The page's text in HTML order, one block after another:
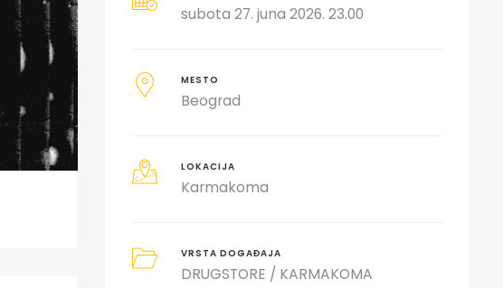
subota 27. juna 2026. 23.00
MESTO
Beograd
LOKACIJA
Karmakoma
VRSTA DOGAĐAJA
DRUGSTORE / KARMAKOMA